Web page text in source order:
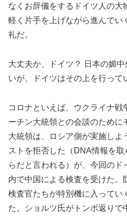
なくお辞儀をするドイツ人の大
軽く片手を上げながら進んでい
礼だ。
大丈夫か、ドイツ？ 日本の媚
いが、ドイツはその上を行って
コロナといえば、ウクライナ戦
ーチン大統領との会談のために
大統領は、ロシア側が実施しよ
ストを拒否した（DNA情報を
らだと言われる）が、今回の
内で中国による検査を受けた。
検査官たちが特別機に入ってい
た。ショルツ氏がトンボ返りで